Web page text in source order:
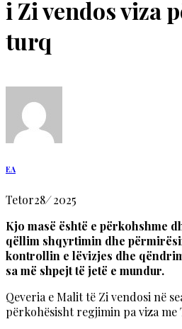
i Zi vendos viza
turq
EA
Tetor28/2025
Kjo masë është e përkohshme
qëllim shqyrtimin dhe
kontrollin e lëvizjes dhe
sa më shpejt të jetë e mundur.
Qeveria e Malit të Zi vendosi në
përkohësisht regjimin pa viza me